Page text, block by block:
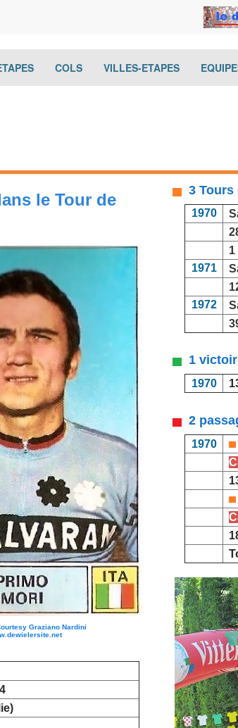
(current)
COLS(current)VILLES-ETAPES(current)
le Tour de
Graziano Nardini
3 Tours
1970
1971
1972
1
1970
2
1970